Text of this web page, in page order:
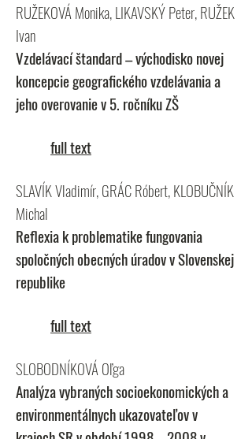
RUŽEKOVÁ Monika, LIKAVSKÝ Peter, RUŽEK
Ivan
Vzdelávací štandard – východisko novej
koncepcie geografického vzdelávania a
jeho overovanie v 5. ročníku ZŠ
full text
SLAVÍK Vladimír, GRÁC Róbert, KLOBUČNÍK
Michal
Reflexia k problematike fungovania
spoločných obecných úradov v Slovenskej
republike
full text
SLOBODNÍKOVÁ Oľga
Analýza vybraných socioekonomických a
environmentálnych ukazovateľov v